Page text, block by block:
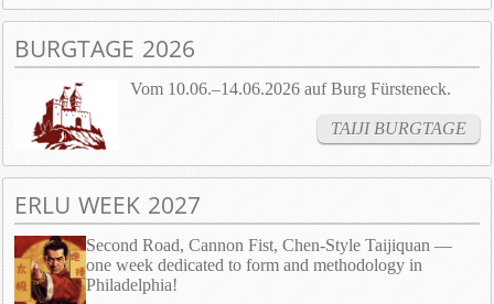
BURGTAGE 2026
Vom 10.06.–14.06.2026 auf Burg Fürsteneck.
TAIJI BURGTAGE
ERLU WEEK 2027
Second Road, Cannon Fist, Chen-Style Taijiquan —
one week dedicated to form and methodology in
Philadelphia!